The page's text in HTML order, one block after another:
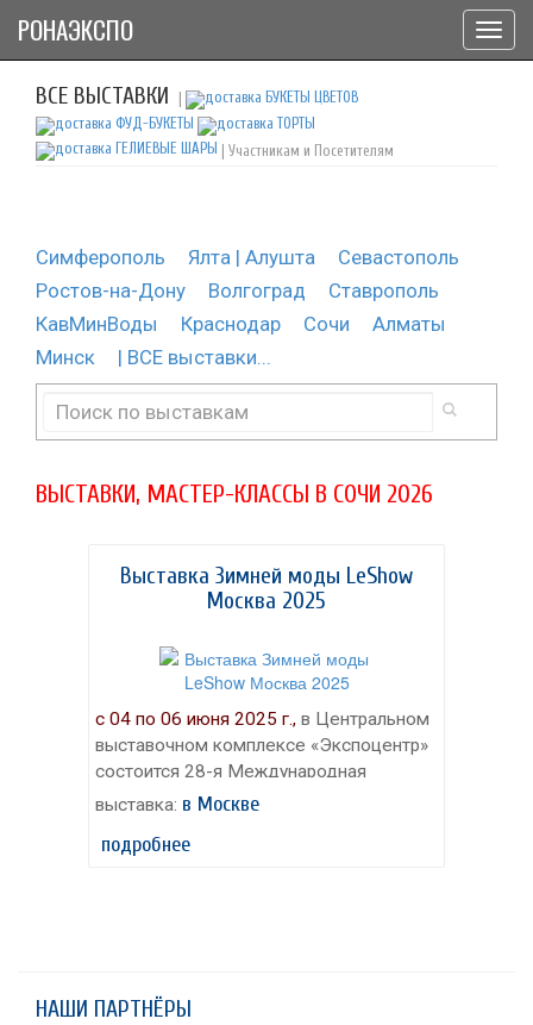
ВСЕ ВЫСТАВКИ
| Участникам и Посетителям
Симферополь Ялта | Алушта
Севастополь
Ростов-на-Дону
Волгоград
Ставрополь
КавМинВоды
Краснодар Сочи
Алматы
Минск
| ВСЕ выставки...
ВЫСТАВКИ, МАСТЕР-КЛАССЫ В СОЧИ 2026
Выставка Зимней моды LeShow
Москва 2025
с 04 по 06 июня 2025 г., в Центральном
выставочном комплексе «Экспоцентр»
состоится 28-я Международная
выставка ЗИМНЕЙ МОДЫ «LeShow
событие для отрасли, которое
одежда из кожи и меха, Верхняя одежда с
выставка: в Москве
подробнее
НАШИ ПАРТНЁРЫ
РОНАЭКСПО